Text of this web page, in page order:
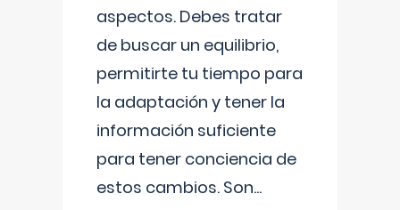
aspectos. Debes tratar
de buscar un equilibrio,
permitirte tu tiempo para
la adaptación y tener la
información suficiente
para tener conciencia de
estos cambios. Son...